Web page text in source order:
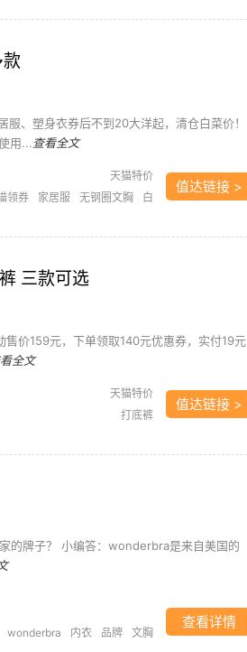
、塑身衣券后不到20大洋起，清仓白菜价！
用... 查看全文
天猫特价
领券 家居服 无钢圈文胸
白
值达链接 >
三款可选
价159元，下单领取140元优惠券，实付19元
全文
天猫特价
打底裤
值达链接 >
的牌子？ 小编答：wonderbra是来自美国的
wonderbra 内衣 品牌 文胸
查看详情